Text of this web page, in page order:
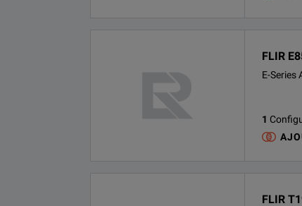
FLIR
E-Series
1
FLIR